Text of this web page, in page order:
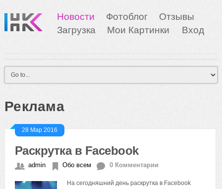
Новости Фотоблог
Отзывы
Загрузка
Мои Картинки Вход
Реклама
28 Мар 2016
Раскрутка в Facebook
admin Обо всем 0 Комментарии
На сегодняшний день раскрутка в Facebook